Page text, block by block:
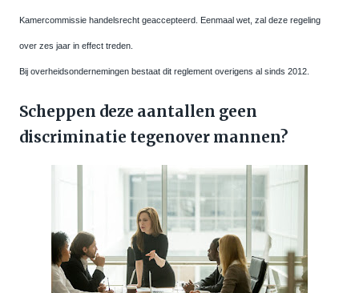
Kamercommissie handelsrecht geaccepteerd. Eenmaal wet, zal deze regeling
over zes jaar in effect treden.
Bij overheidsondernemingen bestaat dit reglement overigens al sinds 2012.
Scheppen deze aantallen geen
discriminatie tegenover mannen?